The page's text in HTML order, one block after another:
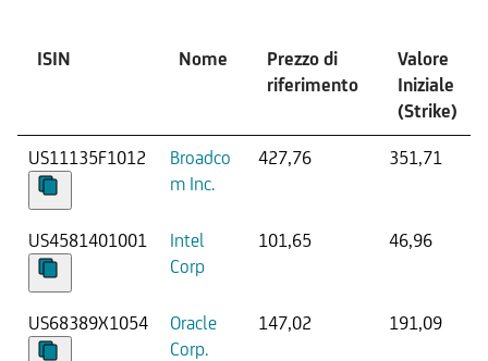
ISIN Nome
Prezzo di
riferimento
Valore
Iniziale
(Strike)
US11135F1012
Broadco
m Inc.
427,76 351,71
US4581401001
Intel
Corp
101,65 46,96
US68389X1054
Oracle
Corp.
147,02 191,09